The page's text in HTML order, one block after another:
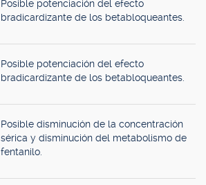
Posible potenciación del efecto
bradicardizante de los betabloqueantes.
Posible potenciación del efecto
bradicardizante de los betabloqueantes.
Posible disminución de la concentración
sérica y disminución del metabolismo de
fentanilo.